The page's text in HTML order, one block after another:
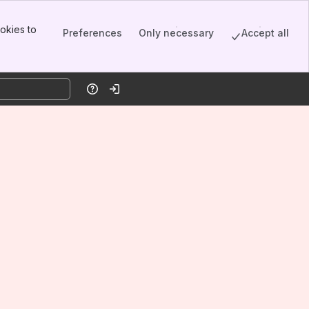
to
Preferences Only necessary Accept all
HelpLog in